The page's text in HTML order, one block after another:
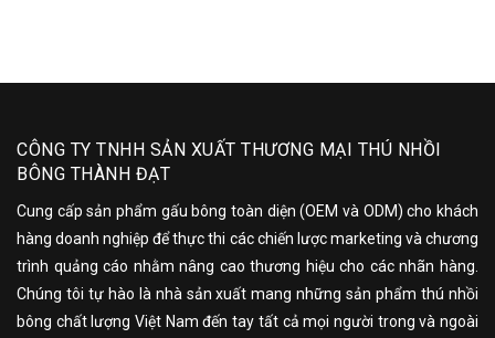
CÔNG TY TNHH SẢN XUẤT THƯƠNG MẠI THÚ NHỒI
BÔNG THÀNH ĐẠT
Cung cấp sản phẩm gấu bông toàn diện (OEM và ODM) cho khách
hàng doanh nghiệp để thực thi các chiến lược marketing và chương
trình quảng cáo nhằm nâng cao thương hiệu cho các nhãn hàng.
Chúng tôi tự hào là nhà sản xuất mang những sản phẩm thú nhồi
bông chất lượng Việt Nam đến tay tất cả mọi người trong và ngoài